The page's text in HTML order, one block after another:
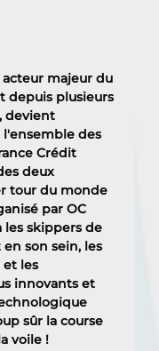
acteur majeur du
depuis plusieurs
devient
l'ensemble des
Crédit
deux
tour du monde
par OC
les skippers de
en son sein, les
et les
innovants et
sûr la course
voile !